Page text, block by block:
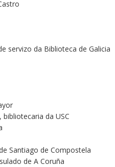
servizo da Biblioteca de Galicia
bibliotecaria da USC
Santiago de Compostela
de A Coruña